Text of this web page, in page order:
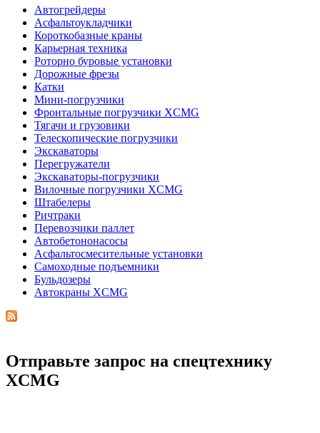
Автогрейдеры
Асфальтоукладчики
Короткобазные краны
Карьерная техника
Роторно буровые установки
Дорожные фрезы
Катки
Мини-погрузчики
Фронтальные погрузчики XCMG
Тягачи и грузовики
Телескопические погрузчики
Экскаваторы
Перегружатели
Экскаваторы-погрузчики
Вилочные погрузчики XCMG
Штабелеры
Ричтраки
Перевозчики паллет
Автобетононасосы
Асфальтосмесительные установки
Самоходные подъемники
Бульдозеры
Автокраны XCMG
Отправьте запрос на спецтехнику
XCMG